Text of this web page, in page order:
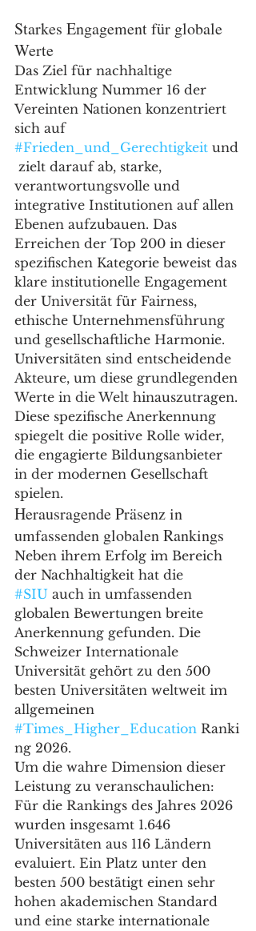
Starkes Engagement für globale
Werte
Das Ziel für nachhaltige
Entwicklung Nummer 16 der
Vereinten Nationen konzentriert
sich auf
#Frieden_und_Gerechtigkeit und
zielt darauf ab, starke,
verantwortungsvolle und
integrative Institutionen auf allen
Ebenen aufzubauen. Das
Erreichen der Top 200 in dieser
spezifischen Kategorie beweist das
klare institutionelle Engagement
der Universität für Fairness,
ethische Unternehmensführung
und gesellschaftliche Harmonie.
Universitäten sind entscheidende
Akteure, um diese grundlegenden
Werte in die Welt hinauszutragen.
Diese spezifische Anerkennung
spiegelt die positive Rolle wider,
die engagierte Bildungsanbieter
in der modernen Gesellschaft
spielen.
Herausragende Präsenz in
umfassenden globalen Rankings
Neben ihrem Erfolg im Bereich
der Nachhaltigkeit hat die
#SIU auch in umfassenden
globalen Bewertungen breite
Anerkennung gefunden. Die
Schweizer Internationale
Universität gehört zu den 500
besten Universitäten weltweit im
allgemeinen
#Times_Higher_Education Ranki
ng 2026.
Um die wahre Dimension dieser
Leistung zu veranschaulichen:
Für die Rankings des Jahres 2026
wurden insgesamt 1.646
Universitäten aus 116 Ländern
evaluiert. Ein Platz unter den
besten 500 bestätigt einen sehr
hohen akademischen Standard
und eine starke internationale